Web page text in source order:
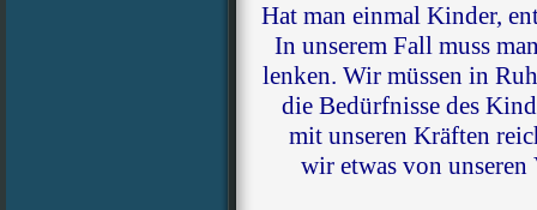
Hat man einmal Kinder,
In unserem Fall muss
lenken. Wir müssen in
die Bedürfnisse des
mit unseren Kräften
wir etwas von